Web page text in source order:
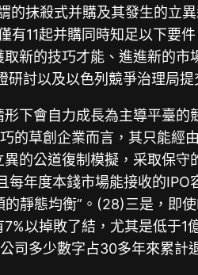
抹殺式并購及其發生的立
11起并購同時知足以下要
新的技巧才能、進進新的
討以及以色列競爭治理局
下會自力成長為主導平臺
草創企業而言，其只能經
的公道復制模擬，采取保
年度本錢市場能接收的
靜態均衡”。(28)三是，即
7%以掉敗了結，尤其是低于
司多少數字占30多年來累